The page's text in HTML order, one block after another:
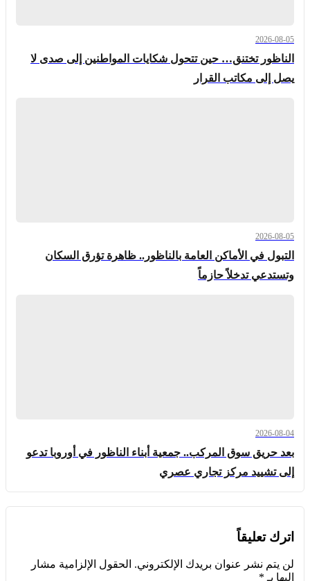
2026-08-05
الناظور تختنق… حين تتحول شكايات المواطنين إلى صدى لا
يصل إلى مكاتب القرار
2026-08-05
التبول في الأماكن العامة بالناظور.. ظاهرة تؤرق السكان
وتستدعي تدخلاً حازماً
2026-08-04
بعد حريق سوق المركب.. جمعية أبناء الناظور في أوروبا تدعو
إلى تشييد مركز تجاري عصري
اترك تعليقاً
لن يتم نشر عنوان بريدك الإلكتروني. الحقول الإلزامية مشار
إليها بـ *